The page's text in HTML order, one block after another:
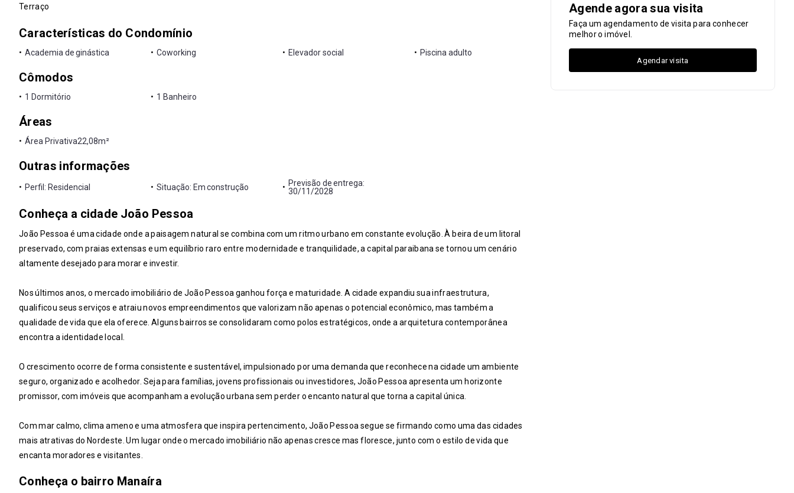
Terraço
Características do Condomínio
• Academia de ginástica • Coworking • Elevador social • Piscina adulto
Cômodos
• 1 Dormitório • 1 Banheiro
Áreas
• Área Privativa22,08m²
Outras informações
• Perfil: Residencial • Situação: Em construção • Previsão de entrega:
30/11/2028
Conheça a cidade João Pessoa
João Pessoa é uma cidade onde a paisagem natural se combina com um ritmo urbano em constante evolução. À beira de um litoral
preservado, com praias extensas e um equilíbrio raro entre modernidade e tranquilidade, a capital paraibana se tornou um cenário
altamente desejado para morar e investir.
Nos últimos anos, o mercado imobiliário de João Pessoa ganhou força e maturidade. A cidade expandiu sua infraestrutura,
qualificou seus serviços e atraiu novos empreendimentos que valorizam não apenas o potencial econômico, mas também a
qualidade de vida que ela oferece. Alguns bairros se consolidaram como polos estratégicos, onde a arquitetura contemporânea
encontra a identidade local.
O crescimento ocorre de forma consistente e sustentável, impulsionado por uma demanda que reconhece na cidade um ambiente
seguro, organizado e acolhedor. Seja para famílias, jovens profissionais ou investidores, João Pessoa apresenta um horizonte
promissor, com imóveis que acompanham a evolução urbana sem perder o encanto natural que torna a capital única.
Com mar calmo, clima ameno e uma atmosfera que inspira pertencimento, João Pessoa segue se firmando como uma das cidades
mais atrativas do Nordeste. Um lugar onde o mercado imobiliário não apenas cresce mas floresce, junto com o estilo de vida que
encanta moradores e visitantes.
Conheça o bairro Manaíra
Agende agora sua visita
Faça um agendamento de visita para conhecer
melhor o imóvel.
Agendar visita